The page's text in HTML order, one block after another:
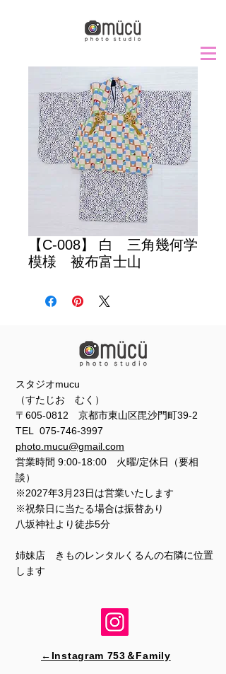
【C-008】 白 三角幾何学
模様 被布富士山
スタジオmucu
（すたじお むく）
〒605-0812 京都市東山区毘沙門町39-2
TEL 075-746-3997
photo.mucu@gmail.com
営業時間 9:00-18:00 火曜/定休日（要相
談）
※2027年3月23日は営業いたします
※祝祭日に当たる場合は振替あり
​​八坂神社より徒歩5分
姉妹店 きものレンタルくるんの右隣に位置
します
←Instagram 753＆​Family